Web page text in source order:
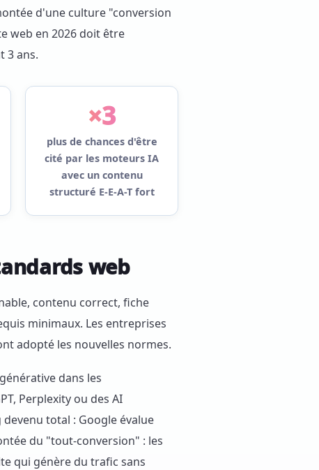
d'une culture "conversion
web en 2026 doit être
3 ans.
×3
plus de chances d'être
cité par les moteurs IA
avec un contenu
structuré E-E-A-T fort
web
contenu correct, fiche
minimaux. Les entreprises
adopté les nouvelles normes.
dans les
Perplexity ou des AI
total : Google évalue
du "tout-conversion" : les
qui génère du trafic sans